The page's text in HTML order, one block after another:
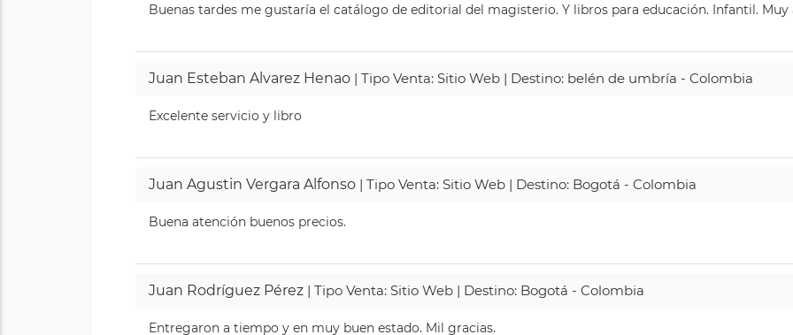
Buenas tardes me gustaría el catálogo de editorial del magisterio. Y libros para educación. Infantil. Muy
Juan Esteban Alvarez Henao | Tipo Venta: Sitio Web | Destino: belén de umbría - Colombia
Excelente servicio y libro
Juan Agustin Vergara Alfonso | Tipo Venta: Sitio Web | Destino: Bogotá - Colombia
Buena atención buenos precios.
Juan Rodríguez Pérez | Tipo Venta: Sitio Web | Destino: Bogotá - Colombia
Entregaron a tiempo y en muy buen estado. Mil gracias.